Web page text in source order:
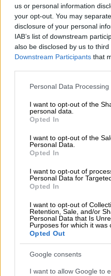
us or personal information
your opt-out. You may
disclosure of your personal
IAB’s list of downstream
also be disclosed by us to
Downstream Participants that
Please note that this website/
not limited to your visit or
grant or deny consent to
use your data for below
consent section.
Personal Data
I want to opt-out of the
personal data.
Opted In
I want to opt-out of the
Personal Data.
Opted In
I want to opt-out of
Personal Data for
Opted In
I want to opt-out of
Retention, Sale, and/or
Personal Data that Is
Purposes for which it was
Opted Out
Google consents
I want to allow Google to
Παιδεία|31.03.2026 14:24
Κακοκαιρία Erminio:
στην Αττική την
μόνο τα νυχτερινά
οι δηλώσεις Χαρδαλιά
Ελλάδα|24.03.2026 12:46